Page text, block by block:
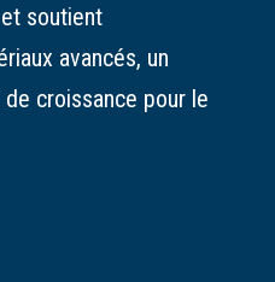
soutient
avancés, un
croissance pour le